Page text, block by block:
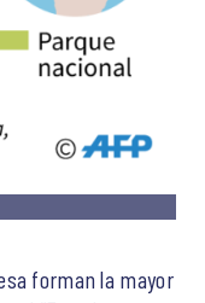
forman la mayor